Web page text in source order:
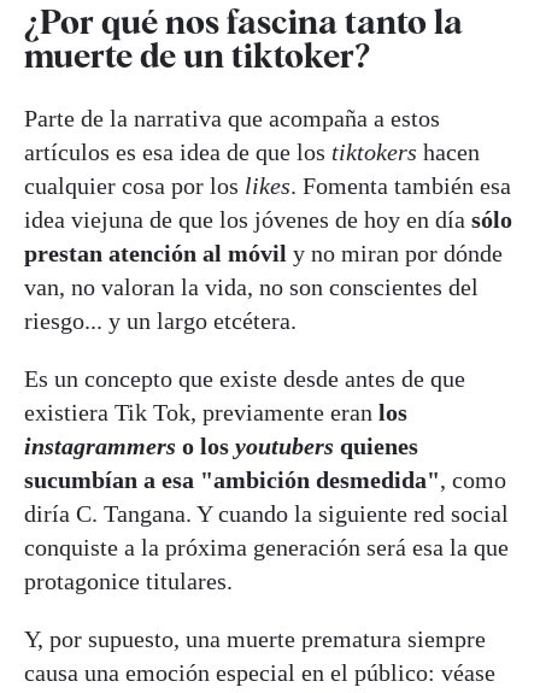
¿Por qué nos fascina tanto la
muerte de un tiktoker?
Parte de la narrativa que acompaña a estos
artículos es esa idea de que los tiktokers hacen
cualquier cosa por los likes. Fomenta también esa
idea viejuna de que los jóvenes de hoy en día sólo
prestan atención al móvil y no miran por dónde
van, no valoran la vida, no son conscientes del
riesgo... y un largo etcétera.
Es un concepto que existe desde antes de que
existiera Tik Tok, previamente eran los
instagrammers o los youtubers quienes
sucumbían a esa "ambición desmedida", como
diría C. Tangana. Y cuando la siguiente red social
conquiste a la próxima generación será esa la que
protagonice titulares.
Y, por supuesto, una muerte prematura siempre
causa una emoción especial en el público: véase